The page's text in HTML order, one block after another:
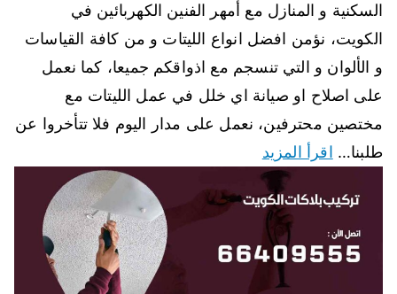
السكنية و المنازل مع أمهر الفنين الكهربائين في
الكويت، نؤمن افضل انواع الليتات و من كافة القياسات
و الألوان و التي تنسجم مع اذواقكم جميعا، كما نعمل
على اصلاح او صيانة اي خلل في عمل الليتات مع
مختصين محترفين، نعمل على مدار اليوم فلا تتأخروا عن
طلبنا… اقرأ المزيد